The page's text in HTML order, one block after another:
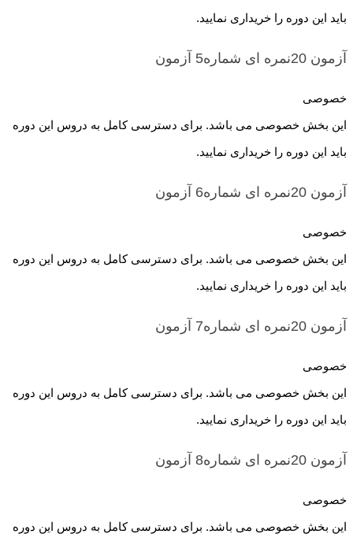
باید این دوره را خریداری نمایید.
آزمون 20نمره ای شماره5 آزمون
خصوصی
این بخش خصوصی می باشد. برای دسترسی کامل به دروس این دوره
باید این دوره را خریداری نمایید.
آزمون 20نمره ای شماره6 آزمون
خصوصی
این بخش خصوصی می باشد. برای دسترسی کامل به دروس این دوره
باید این دوره را خریداری نمایید.
آزمون 20نمره ای شماره7 آزمون
خصوصی
این بخش خصوصی می باشد. برای دسترسی کامل به دروس این دوره
باید این دوره را خریداری نمایید.
آزمون 20نمره ای شماره8 آزمون
خصوصی
این بخش خصوصی می باشد. برای دسترسی کامل به دروس این دوره